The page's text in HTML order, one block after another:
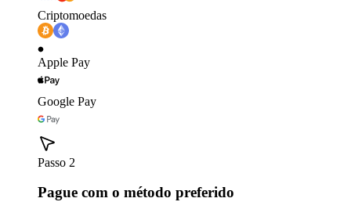
Criptomoedas
Apple Pay
Google Pay
Passo 2
Pague com o método preferido